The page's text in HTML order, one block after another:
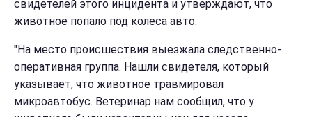
свидетелей этого инцидента и утверждают, что
животное попало под колеса авто.
"На место происшествия выезжала следственно-
оперативная группа. Нашли свидетеля, который
указывает, что животное травмировал
микроавтобус. Ветеринар нам сообщил, что у